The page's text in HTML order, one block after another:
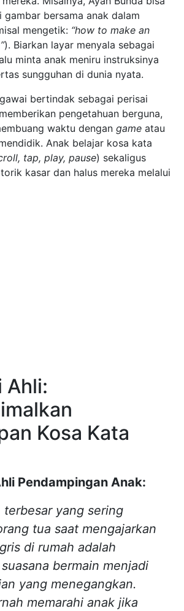
gambar bersama anak dalam
mengetik: “how to make an
). Biarkan layar menyala sebagai
minta anak meniru instruksinya
sungguhan di dunia nyata.
bertindak sebagai perisai
pengetahuan berguna,
waktu dengan game atau
Anak belajar kosa kata
tap, play, pause) sekaligus
kasar dan halus mereka melalui
Ahli:
Kosa Kata
Pendampingan Anak:
terbesar yang sering
tua saat mengajarkan
di rumah adalah
bermain menjadi
yang menegangkan.
memarahi anak jika